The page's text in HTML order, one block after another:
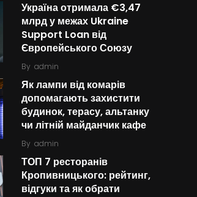
Україна отримала €3,47
млрд у межах Ukraine
Support Loan від
Європейського Союзу
By admin
Як лампи від комарів
допомагають захистити
будинок, терасу, альтанку
чи літній майданчик кафе
By admin
ТОП 7 ресторанів
Кропивницького: рейтинг,
відгуки та як обрати